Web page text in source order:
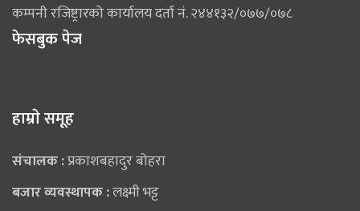
कम्पनी रजिष्ट्रारको कार्यालय दर्ता नं. २४४१३२/०७७/०७८
फेसबुक पेज
हाम्राे समूह
संचालक :प्रकाशबहादुर बोहरा
बजार व्यवस्थापक :लक्ष्मी भट्ट